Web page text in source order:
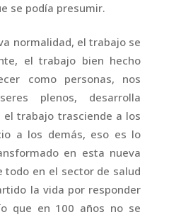
se podía presumir.
normalidad, el trabajo se
el trabajo bien hecho
como personas, nos
plenos, desarrolla
el trabajo trasciende a los
a los demás, eso es lo
en esta nueva
todo en el sector de salud
la vida por responder
que en 100 años no se